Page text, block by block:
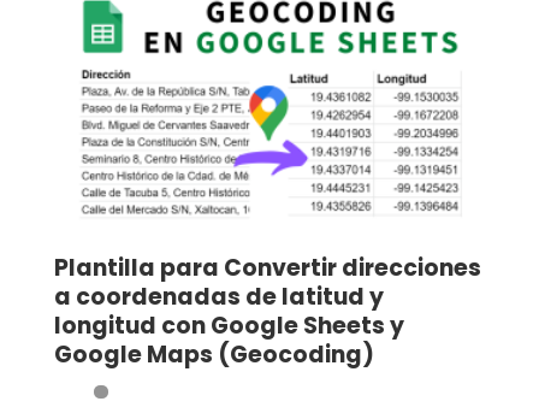
Plantilla para Convertir direcciones
a coordenadas de latitud y
longitud con Google Sheets y
Google Maps (Geocoding)